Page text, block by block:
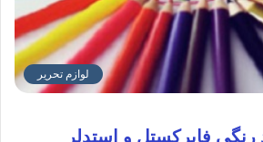
لوازم تحریر
رنگی فابرکستل و استدلر